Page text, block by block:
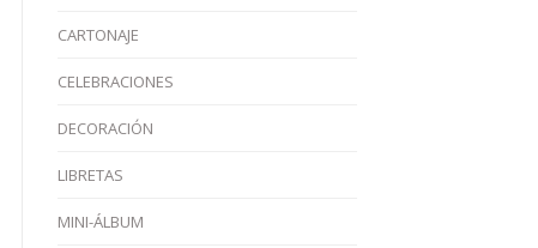
CARTONAJE
CELEBRACIONES
DECORACIÓN
LIBRETAS
MINI-ÁLBUM